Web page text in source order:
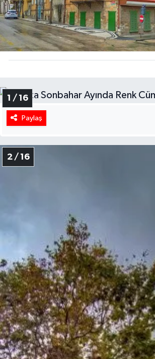
1 / 16
Paylaş
2 / 16
HABERDE İNSAN
İlginç
MAGAZİN
Oyun
POLİTİKA
Tarihi Yapılarımız
Teknoloji
Türkiye
Yerel
İletişim